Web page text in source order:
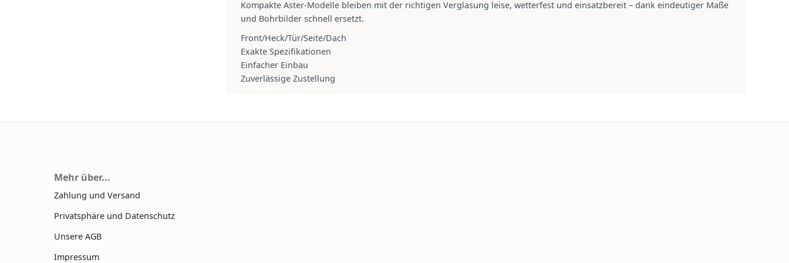
Kompakte Aster‑Modelle bleiben mit der richtigen Verglasung leise, wetterfest und einsatzbereit – dank eindeutiger Maße
und Bohrbilder schnell ersetzt.
Front/Heck/Tür/Seite/Dach
Exakte Spezifikationen
Einfacher Einbau
Zuverlässige Zustellung
Mehr über...
Zahlung und Versand
Privatsphäre und Datenschutz
Unsere AGB
Impressum